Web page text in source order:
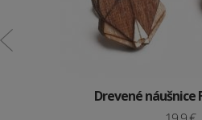
Drevené náušnice